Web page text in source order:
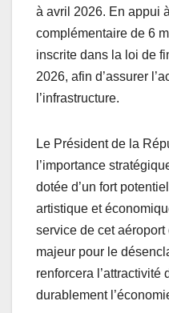
à avril 2026. En appui
complémentaire de 6
inscrite dans la loi de
2026, afin d’assurer
l’infrastructure.
Le Président de la
l’importance
dotée d’un fort
artistique et
service de cet
majeur pour le
renforcera l’attractivité
durablement